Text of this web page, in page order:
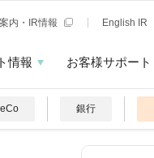
内・IR情報 English IR
情報 お客様サポート
銀行